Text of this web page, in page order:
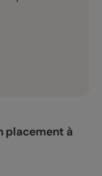
placement à